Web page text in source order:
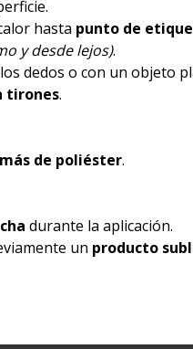
hasta punto de
y desde lejos).
dedos o con un objeto
tirones.
de poliéster.
durante la aplicación.
un producto